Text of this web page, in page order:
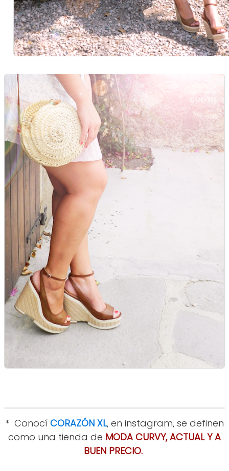
* Conocí CORAZÓN XL, en instagram, se definen
como una tienda de MODA CURVY, ACTUAL Y A
BUEN PRECIO.